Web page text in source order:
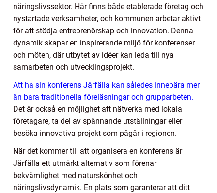
näringslivssektor. Här finns både etablerade företag och
nystartade verksamheter, och kommunen arbetar aktivt
för att stödja entreprenörskap och innovation. Denna
dynamik skapar en inspirerande miljö för konferenser
och möten, där utbytet av idéer kan leda till nya
samarbeten och utvecklingsprojekt.
Att ha sin konferens Järfälla kan således innebära mer
än bara traditionella föreläsningar och grupparbeten.
Det är också en möjlighet att nätverka med lokala
företagare, ta del av spännande utställningar eller
besöka innovativa projekt som pågår i regionen.
När det kommer till att organisera en konferens är
Järfälla ett utmärkt alternativ som förenar
bekvämlighet med naturskönhet och
näringslivsdynamik. En plats som garanterar att ditt